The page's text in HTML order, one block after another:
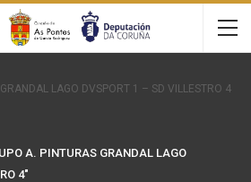
LAGO DVSPORT 1 – SD VILLESTRO 4
A. PINTURAS GRANDAL LAGO
4"